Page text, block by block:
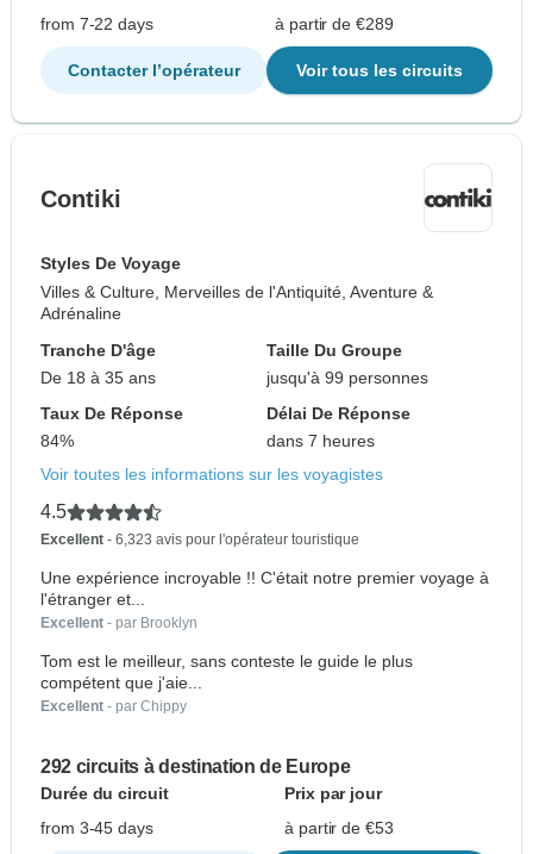
from 7-22 days
à partir de €289
Contacter l’opérateur Voir tous les circuits
Contiki
Styles De Voyage
Villes & Culture, Merveilles de l'Antiquité, Aventure &
Adrénaline
Tranche D'âge
De 18 à 35 ans
Taille Du Groupe
jusqu'à 99 personnes
Taux De Réponse
84%
Délai De Réponse
dans 7 heures
Voir toutes les informations sur les voyagistes
4.5
Excellent - 6,323 avis pour l'opérateur touristique
Une expérience incroyable !! C'était notre premier voyage à
l'étranger et...
Excellent - par Brooklyn
Tom est le meilleur, sans conteste le guide le plus
compétent que j'aie...
Excellent - par Chippy
292 circuits à destination de Europe
Durée du circuit
Prix par jour
from 3-45 days
à partir de €53